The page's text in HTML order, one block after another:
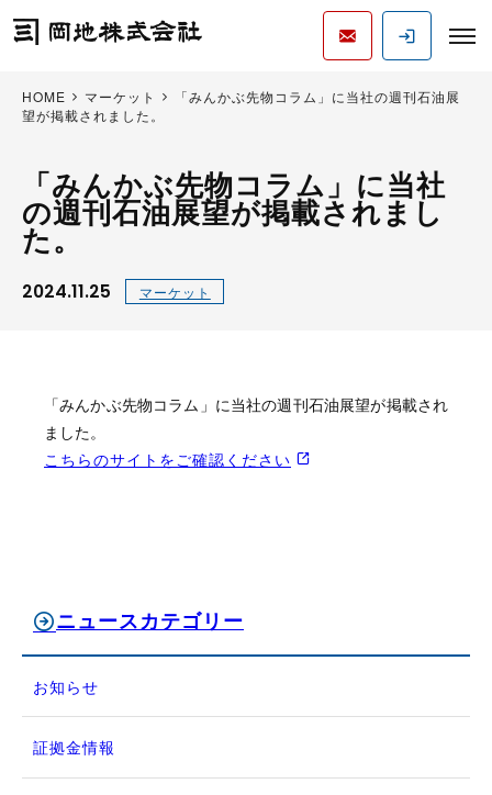
HOME マーケット
「みんかぶ先物コラム」に当社の週刊石油展
望が掲載されました。
「みんかぶ先物コラム」に当社
の週刊石油展望が掲載されまし
た。
2024.11.25 マーケット
「みんかぶ先物コラム」に当社の週刊石油展望が掲載され
ました。
こちらのサイトをご確認ください
ニュースカテゴリー
お知らせ
証拠金情報